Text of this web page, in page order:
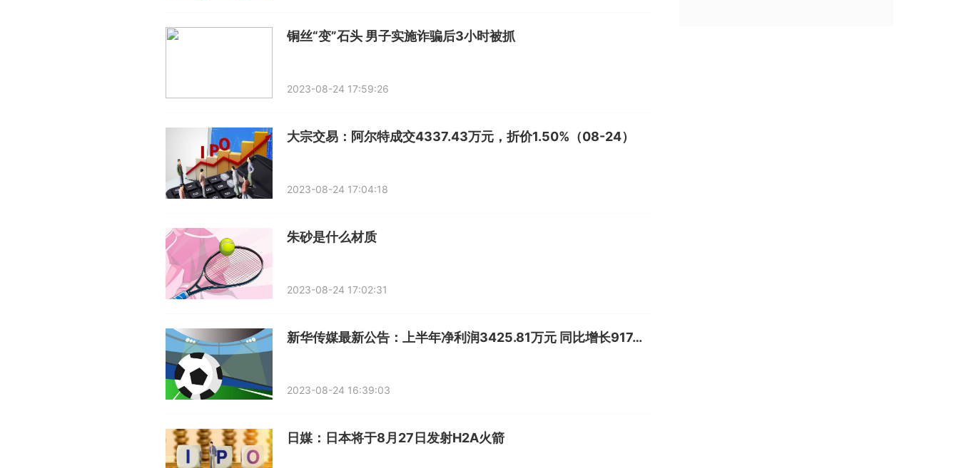
铜丝“变”石头 男子实施诈骗后3小时被抓
2023-08-24 17:59:26
大宗交易：阿尔特成交4337.43万元，折价1.50%（08-24）
2023-08-24 17:04:18
朱砂是什么材质
2023-08-24 17:02:31
新华传媒最新公告：上半年净利润3425.81万元 同比增长917.01%
2023-08-24 16:39:03
日媒：日本将于8月27日发射H2A火箭